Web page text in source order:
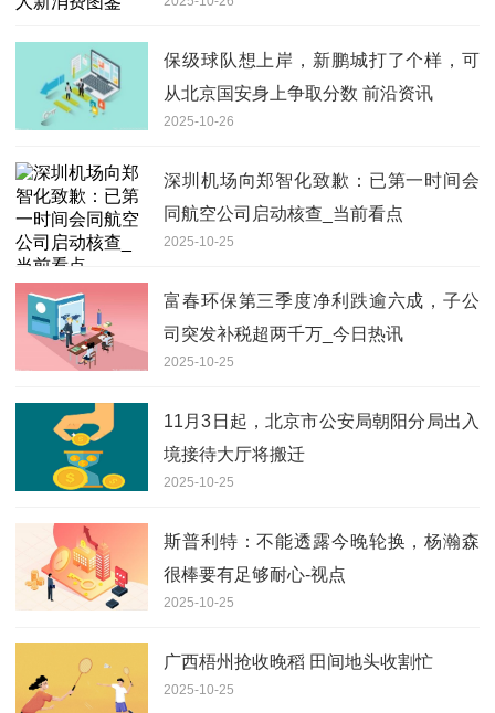
保级球队想上岸，新鹏城打了个样，可
从北京国安身上争取分数 前沿资讯
2025-10-26
深圳机场向郑智化致歉：已第一时间会
同航空公司启动核查_当前看点
2025-10-25
富春环保第三季度净利跌逾六成，子公
司突发补税超两千万_今日热讯
2025-10-25
11月3日起，北京市公安局朝阳分局出入
境接待大厅将搬迁
2025-10-25
斯普利特：不能透露今晚轮换，杨瀚森
很棒要有足够耐心-视点
2025-10-25
广西梧州抢收晚稻 田间地头收割忙
2025-10-25